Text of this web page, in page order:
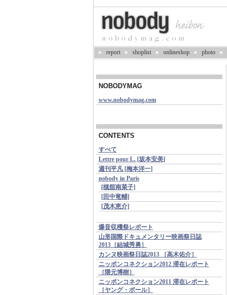
report shoplist onlineshop photo
NOBODYMAG
www.nobodymag.com
CONTENTS
すべて
Lettre pour L. [坂本安美]
週刊平凡 [梅本洋一]
nobody in Paris
[槻舘南菜子]
[田中竜輔]
[茂木恵介]
爆音収穫祭レポート
山形国際ドキュメンタリー映画祭日誌
2013［結城秀勇］
カンヌ映画祭日誌2013 ［高木佑介］
ニッポンコネクション2012 滞在レポート
［隈元博樹］
ニッポンコネクション2011 滞在レポート
［ヤング・ポール］